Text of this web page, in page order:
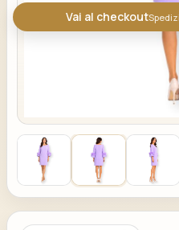
Vai al checkout